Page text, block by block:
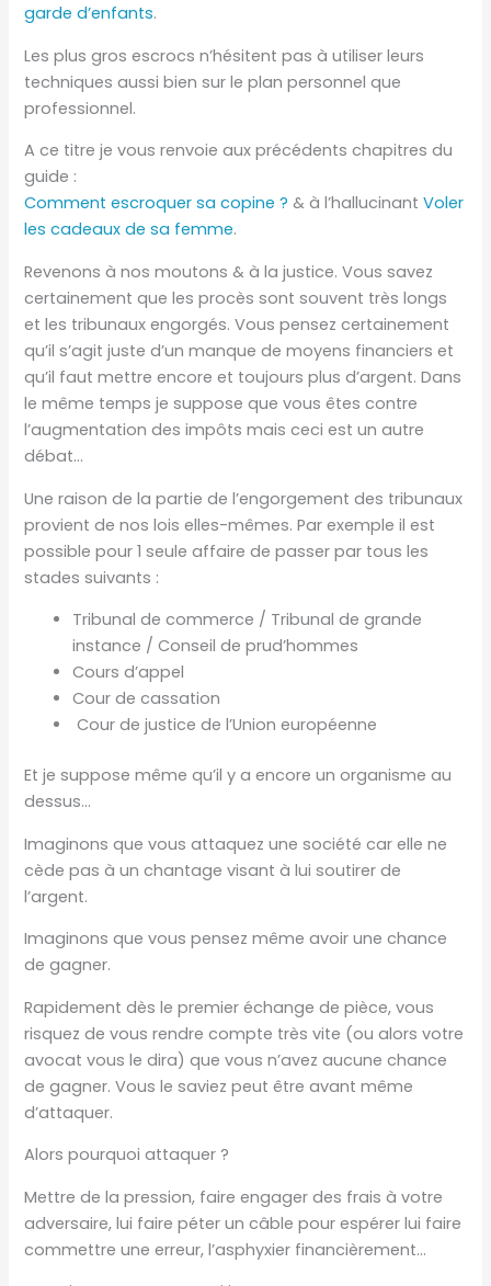
garde d’enfants.
Les plus gros escrocs n’hésitent pas à utiliser leurs
techniques aussi bien sur le plan personnel que
professionnel.
A ce titre je vous renvoie aux précédents chapitres du
guide :
Comment escroquer sa copine ? & à l’hallucinantVoler
les cadeaux de sa femme.
Revenons à nos moutons & à la justice. Vous savez
certainement que les procès sont souvent très longs
et les tribunaux engorgés. Vous pensez certainement
qu’il s’agit juste d’un manque de moyens financiers et
qu’il faut mettre encore et toujours plus d’argent. Dans
le même temps je suppose que vous êtes contre
l’augmentation des impôts mais ceci est un autre
débat…
Une raison de la partie de l’engorgement des tribunaux
provient de nos lois elles-mêmes. Par exemple il est
possible pour 1 seule affaire de passer par tous les
stades suivants :
Tribunal de commerce / Tribunal de grande
instance / Conseil de prud’hommes
Cours d’appel
Cour de cassation
Cour de justice de l’Union européenne
Et je suppose même qu’il y a encore un organisme au
dessus…
Imaginons que vous attaquez une société car elle ne
cède pas à un chantage visant à lui soutirer de
l’argent.
Imaginons que vous pensez même avoir une chance
de gagner.
Rapidement dès le premier échange de pièce, vous
risquez de vous rendre compte très vite (ou alors votre
avocat vous le dira) que vous n’avez aucune chance
de gagner. Vous le saviez peut être avant même
d’attaquer.
Alors pourquoi attaquer ?
Mettre de la pression, faire engager des frais à votre
adversaire, lui faire péter un câble pour espérer lui faire
commettre une erreur, l’asphyxier financièrement…